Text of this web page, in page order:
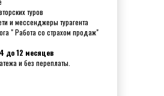
туров
и мессенджеры турагента
" Работа со страхом продаж"
до 12 месяцев
и без переплаты.